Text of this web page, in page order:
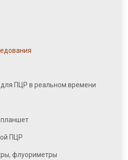
ПЦР в реальном времени
ПЦР
флуориметры